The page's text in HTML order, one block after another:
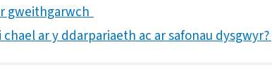
gweithgarwch
ar y ddarpariaeth ac ar safonau dysgwyr?